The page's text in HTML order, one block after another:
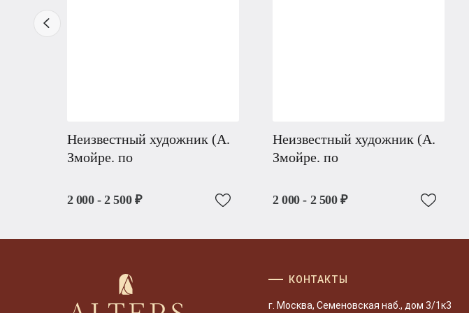
Неизвестный художник (А.
Змойре. по
2 000 - 2 500 ₽
Неизвестный художник (А.
Змойре. по
2 000 - 2 500 ₽
КОНТАКТЫ
г. Москва, Семеновская наб., дом 3/1к3